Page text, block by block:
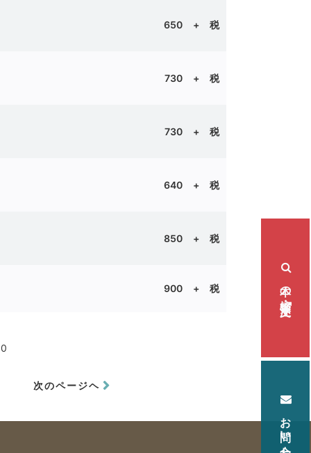
本の検索・注文
お問い合わせ
ｃ 650 + 税
730 + 税
730 + 税
640 + 税
850 + 税
900 + 税
次のページヘ